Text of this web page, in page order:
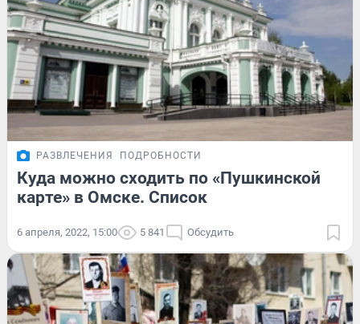
РАЗВЛЕЧЕНИЯ ПОДРОБНОСТИ
Куда можно сходить по «Пушкинской
карте» в Омске. Список
6 апреля, 2022, 15:00 5 841 Обсудить